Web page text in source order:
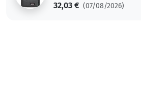
32,03 € (07/08/2026)